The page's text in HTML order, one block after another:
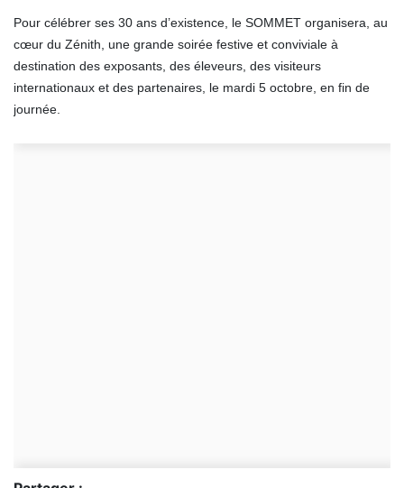
Pour célébrer ses 30 ans d’existence, le SOMMET organisera, au
cœur du Zénith, une grande soirée festive et conviviale à
destination des exposants, des éleveurs, des visiteurs
internationaux et des partenaires, le mardi 5 octobre, en fin de
journée.